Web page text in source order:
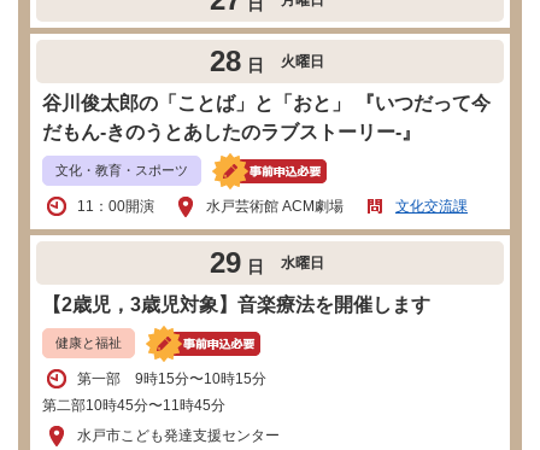
28 日 火曜日
谷川俊太郎の「ことば」と「おと」 『いつだって今
だもん-きのうとあしたのラブストーリー-』
文化・教育・スポーツ
11：00開演 水戸芸術館 ACM劇場 文化交流課
29 日 水曜日
【2歳児，3歳児対象】音楽療法を開催します
健康と福祉
第一部 9時15分〜10時15分
第二部10時45分〜11時45分
水戸市こども発達支援センター